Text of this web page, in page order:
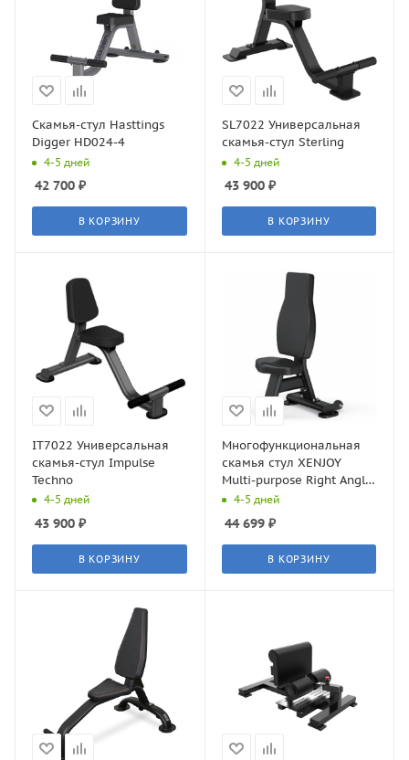
Скамья-стул Hasttings
Digger HD024-4
4-5 дней
42 700 ₽
В КОРЗИНУ
SL7022 Универсальная
скамья-стул Sterling
4-5 дней
43 900₽
В КОРЗИНУ
IT7022 Универсальная
скамья-стул Impulse
Techno
4-5 дней
43 900 ₽
В КОРЗИНУ
Многофункциональная
скамья стул XENJOY
Multi-purpose Right Angle
Chair J7155
4-5 дней
44 699₽
В КОРЗИНУ